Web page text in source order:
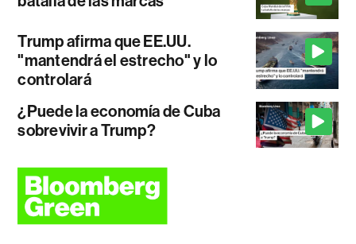
Trump afirma que EE.UU.
"mantendrá el estrecho" y lo
controlará
¿Puede la economía de Cuba
sobrevivir a Trump?